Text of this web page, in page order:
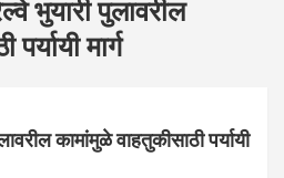
भुयारी पुलावरील
मार्ग
कामांमुळे वाहतुकीसाठी पर्यायी